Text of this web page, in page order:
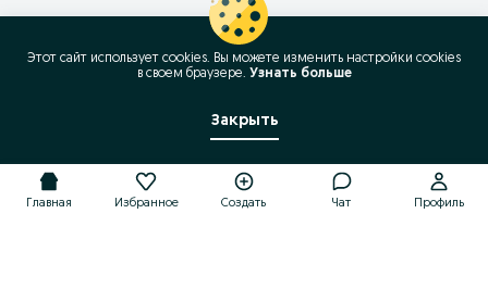
Главная Избранное Создать Чат Профиль
Этот сайт использует cookies. Вы можете изменить настройки cookies
в своeм браузере. Узнать больше
Закрыть